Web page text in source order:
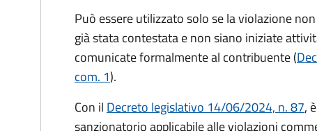
Può essere utilizzato solo se la violazione
già stata contestata e non siano iniziate
comunicate formalmente al contribuente (
com. 1).
Con il Decreto legislativo 14/06/2024, n. 87,
sanzionatorio applicabile alle violazioni